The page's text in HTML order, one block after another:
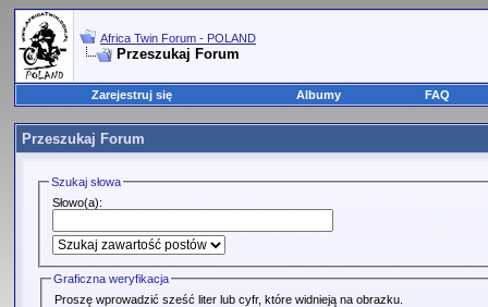
Africa Twin Forum - POLAND
Przeszukaj Forum
Zarejestruj się Albumy FAQ
Przeszukaj Forum
Szukaj słowa
Słowo(a):
Graficzna weryfikacja
Proszę wprowadzić sześć liter lub cyfr, które widnieją na obrazku.